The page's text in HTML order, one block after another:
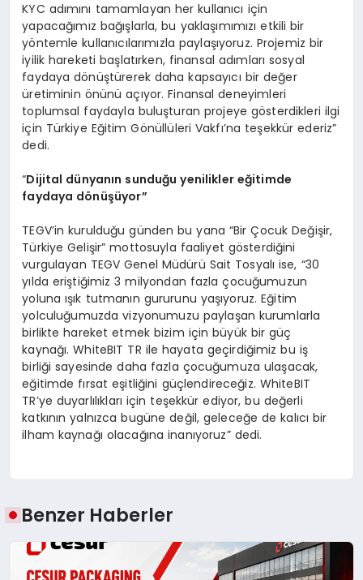
KYC adımını tamamlayan her kullanıcı için
yapacağımız bağışlarla, bu yaklaşımımızı etkili bir
yöntemle kullanıcılarımızla paylaşıyoruz. Projemiz bir
iyilik hareketi başlatırken, finansal adımları sosyal
faydaya dönüştürerek daha kapsayıcı bir değer
üretiminin önünü açıyor. Finansal deneyimleri
toplumsal faydayla buluşturan projeye gösterdikleri ilgi
için Türkiye Eğitim Gönüllüleri Vakfı’na teşekkür ederiz”
dedi.
“Dijital dünyanın sunduğu yenilikler eğitimde
faydaya dönüşüyor”
TEGV’in kurulduğu günden bu yana “Bir Çocuk Değişir,
Türkiye Gelişir” mottosuyla faaliyet gösterdiğini
vurgulayan TEGV Genel Müdürü Sait Tosyalı ise, “30
yılda eriştiğimiz 3 milyondan fazla çocuğumuzun
yoluna ışık tutmanın gururunu yaşıyoruz. Eğitim
yolculuğumuzda vizyonumuzu paylaşan kurumlarla
birlikte hareket etmek bizim için büyük bir güç
kaynağı. WhiteBIT TR ile hayata geçirdiğimiz bu iş
birliği sayesinde daha fazla çocuğumuza ulaşacak,
eğitimde fırsat eşitliğini güçlendireceğiz. WhiteBIT
TR’ye duyarlılıkları için teşekkür ediyor, bu değerli
katkının yalnızca bugüne değil, geleceğe de kalıcı bir
ilham kaynağı olacağına inanıyoruz” dedi.
Benzer Haberler